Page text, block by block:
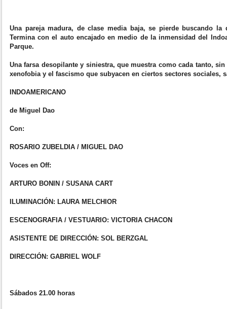
Una pareja madura, de clase media baja, se pierde buscando la
Termina con el auto encajado en medio de la inmensidad del
Parque.
Una farsa desopilante y siniestra, que muestra como cada tanto,
xenofobia y el fascismo que subyacen en ciertos sectores sociales,
INDOAMERICANO
de Miguel Dao
Con:
ROSARIO ZUBELDIA / MIGUEL DAO
Voces en Off:
ARTURO BONIN / SUSANA CART
ILUMINACIÓN: LAURA MELCHIOR
ESCENOGRAFIA / VESTUARIO: VICTORIA CHACON
ASISTENTE DE DIRECCIÓN: SOL BERZGAL
DIRECCIÓN: GABRIEL WOLF
Sábados 21.00 horas